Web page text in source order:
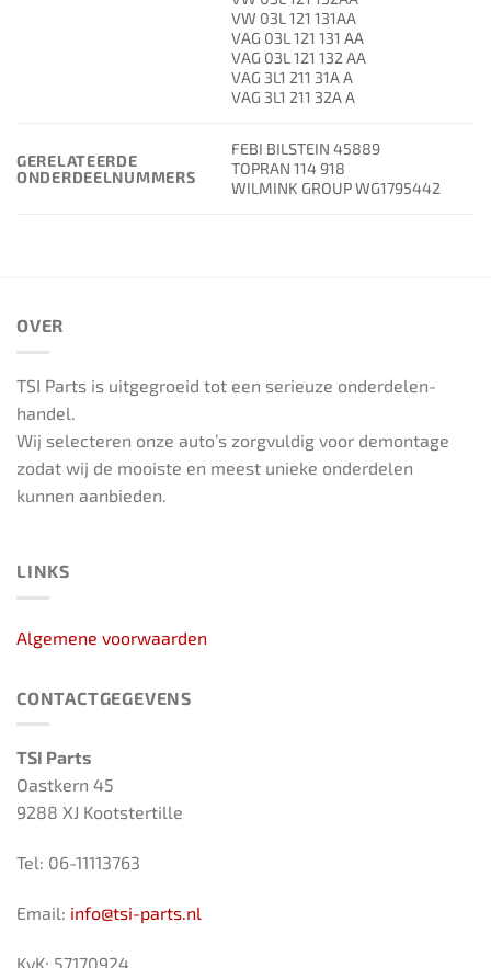
VW 03L 121 131AA
VAG 03L 121 131 AA
VAG 03L 121 132 AA
VAG 3L1 211 31A A
VAG 3L1 211 32A A
GERELATEERDE
ONDERDEELNUMMERS
FEBI BILSTEIN 45889
TOPRAN 114 918
WILMINK GROUP WG1795442
OVER
TSI Parts is uitgegroeid tot een serieuze onderdelen-
handel.
Wij selecteren onze auto’s zorgvuldig voor demontage
zodat wij de mooiste en meest unieke onderdelen
kunnen aanbieden.
LINKS
Algemene voorwaarden
CONTACTGEGEVENS
TSI Parts
Oastkern 45
9288 XJ Kootstertille
Tel: 06-11113763
Email: info@tsi-parts.nl
KvK: 57170924